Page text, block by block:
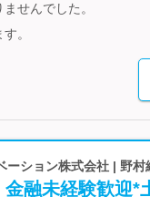
せんでした。
。
ーション株式会社 | 野
金融未経験歓迎